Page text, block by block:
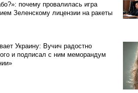
почему провалилась игра
Зеленскому лицензии на ракеты
Украину: Вучич радостно
и подписал с ним меморандум